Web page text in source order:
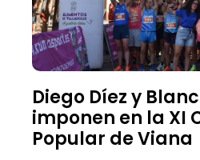
Diego Díez y
imponen en la XI
Popular de Viana